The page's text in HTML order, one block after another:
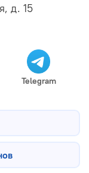
д. 15
Telegram